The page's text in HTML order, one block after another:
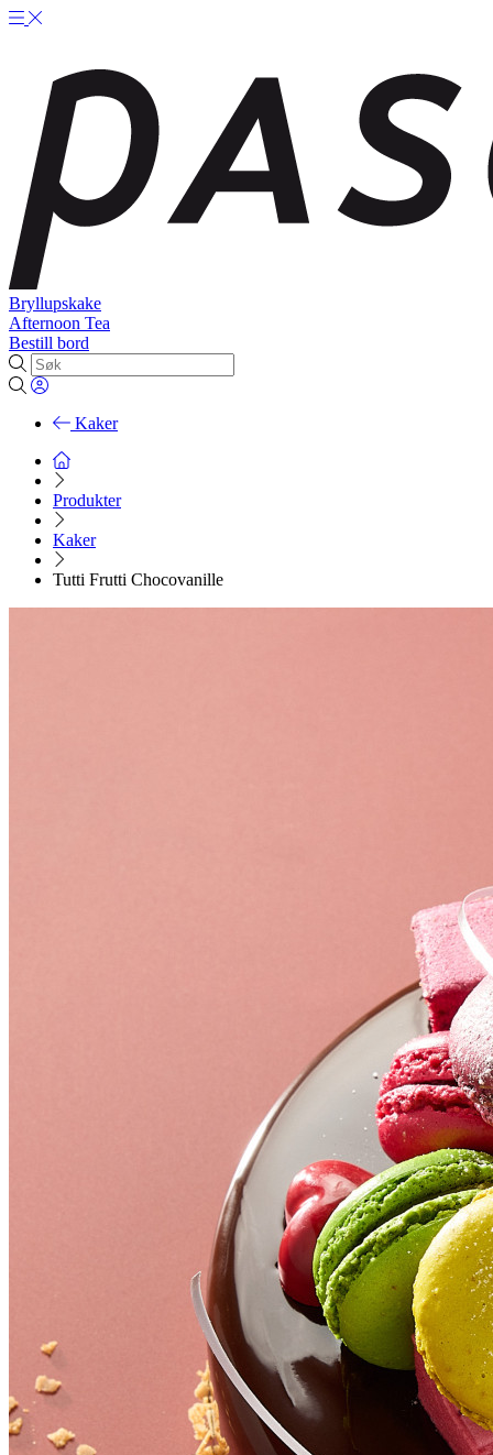
Bryllupskake
Afternoon Tea
Bestill bord
Kaker
Produkter
Kaker
Tutti Frutti Chocovanille